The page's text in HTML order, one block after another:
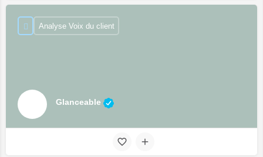
Glanceable
Analyse Voix du client